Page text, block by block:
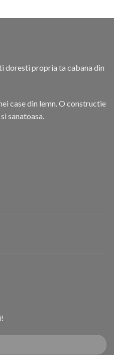
doresti propria ta cabana din
case din lemn. O constructie
sanatoasa.